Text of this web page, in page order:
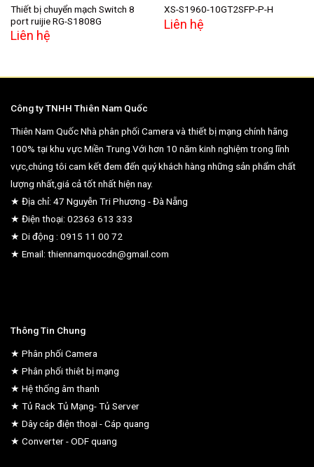
Thiết bị chuyển mạch Switch 8
port ruijie RG-S1808G
Liên hệ
XS-S1960-10GT2SFP-P-H
Liên hệ
Công ty TNHH Thiên Nam Quốc
Thiên Nam Quốc Nhà phân phối Camera và thiết bị mạng chính hãng
100% tại khu vực Miền Trung.Với hơn 10 năm kinh nghiệm trong lĩnh
vực,chúng tôi cam kết đem đến quý khách hàng những sản phẩm chất
lượng nhất,giá cả tốt nhất hiện nay.
★ Địa chỉ: 47 Nguyễn Tri Phương - Đà Nẵng
★ Điện thoại: 02363 613 333
★ Di động : 0915 11 00 72
★ Email: thiennamquocdn@gmail.com
Thông Tin Chung
★ Phân phối Camera
★ Phân phối thiêt bị mạng
★ Hệ thống âm thanh
★ Tủ Rack Tủ Mạng- Tủ Server
★ Dây cáp điện thoại - Cáp quang
★ Converter - ODF quang